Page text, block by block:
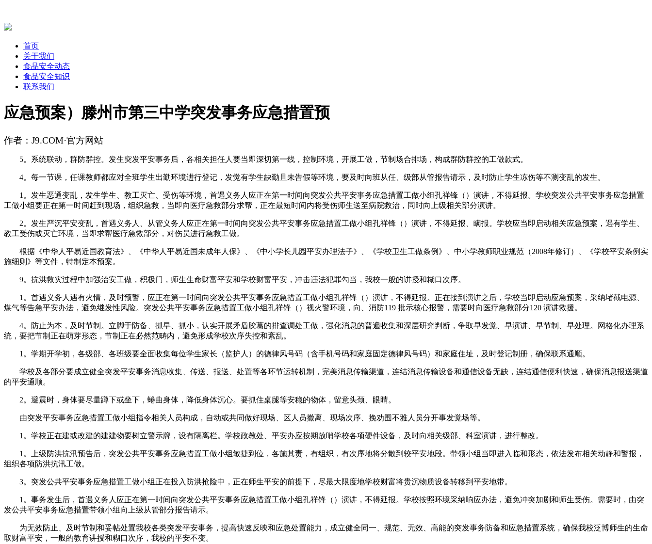
首页
关于我们
食品安全动态
食品安全知识
联系我们
应急预案）滕州市第三中学突发事务应急措置预
作者：J9.COM·官方网站
5。系统联动，群防群控。发生突发平安事务后，各相关担任人要当即深切第一线，控制环境，开展工做，节制场合排场，构成群防群控的工做款式。
4。每一节课，任课教师都应对全班学生出勤环境进行登记，发觉有学生缺勤且未告假等环境，要及时向班从任、级部从管报告请示，及时防止学生冻伤等不测变乱的发生。
1。发生恶通变乱，发生学生、教工灭亡、受伤等环境，首遇义务人应正在第一时间向突发公共平安事务应急措置工做小组孔祥锋（）演讲，不得延报。学校突发公共平安事务应急措置
工做小组要正在第一时间赶到现场，组织急救，当即向医疗急救部分求帮，正在最短时间内将受伤师生送至病院救治，同时向上级相关部分演讲。
2。发生严沉平安变乱，首遇义务人、从管义务人应正在第一时间向突发公共平安事务应急措置工做小组孔祥锋（）演讲，不得延报、瞒报。学校应当即启动相关应急预案，遇有学生、
教工受伤或灭亡环境，当即求帮医疗急救部分，对伤员进行急救工做。
根据《中华人平易近国教育法》、《中华人平易近国未成年人保》、《中小学长儿园平安办理法子》、《学校卫生工做条例》、中小学教师职业规范（2008年修订）、《学校平安条例实
施细则》等文件，特制定本预案。
9。抗洪救灾过程中加强治安工做，积极门，师生生命财富平安和学校财富平安，冲击违法犯罪勾当，我校一般的讲授和糊口次序。
1。首遇义务人遇有火情，及时预警，应正在第一时间向突发公共平安事务应急措置工做小组孔祥锋（）演讲，不得延报。正在接到演讲之后，学校当即启动应急预案，采纳堵截电源、
煤气等告急平安办法，避免继发性风险。突发公共平安事务应急措置工做小组孔祥锋（）视火警环境，向、消防119 批示核心报警，需要时向医疗急救部分120 演讲救援。
4。防止为本，及时节制。立脚于防备、抓早、抓小，认实开展矛盾胶葛的排查调处工做，强化消息的普遍收集和深层研究判断，争取早发觉、早演讲、早节制、早处理。网格化办理系
统，要把节制正在萌芽形态，节制正在必然范畴内，避免形成学校次序失控和紊乱。
1。学期开学初，各级部、各班级要全面收集每位学生家长（监护人）的德律风号码（含手机号码和家庭固定德律风号码）和家庭住址，及时登记制册，确保联系通顺。
学校及各部分要成立健全突发平安事务消息收集、传送、报送、处置等各环节运转机制，完美消息传输渠道，连结消息传输设备和通信设备无缺，连结通信便利快速，确保消息报送渠道
的平安通顺。
2。避震时，身体要尽量蹲下或坐下，蜷曲身体，降低身体沉心。要抓住桌腿等安稳的物体，留意头颈、眼睛。
由突发平安事务应急措置工做小组指令相关人员构成，自动或共同做好现场、区人员撤离、现场次序、挽劝围不雅人员分开事发觉场等。
1。学校正在建或改建的建建物要树立警示牌，设有隔离栏。学校政教处、平安办应按期放哨学校各项硬件设备，及时向相关级部、科室演讲，进行整改。
1。上级防洪抗汛预告后，突发公共平安事务应急措置工做小组敏捷到位，各施其责，有组织，有次序地将分散到较平安地段。带领小组当即进入临和形态，依法发布相关动静和警报，
组织各项防洪抗汛工做。
3。突发公共平安事务应急措置工做小组正在投入防洪抢险中，正在师生平安的前提下，尽最大限度地学校财富将贵沉物质设备转移到平安地带。
1。事务发生后，首遇义务人应正在第一时间向突发公共平安事务应急措置工做小组孔祥锋（）演讲，不得延报。学校按照环境采纳响应办法，避免冲突加剧和师生受伤。需要时，由突
发公共平安事务应急措置带领小组向上级从管部分报告请示。
为无效防止、及时节制和妥帖处置我校各类突发平安事务，提高快速反映和应急处置能力，成立健全同一、规范、无效、高能的突发事务防备和应急措置系统，确保我校泛博师生的生命
取财富平安，一般的教育讲授和糊口次序，我校的平安不变。